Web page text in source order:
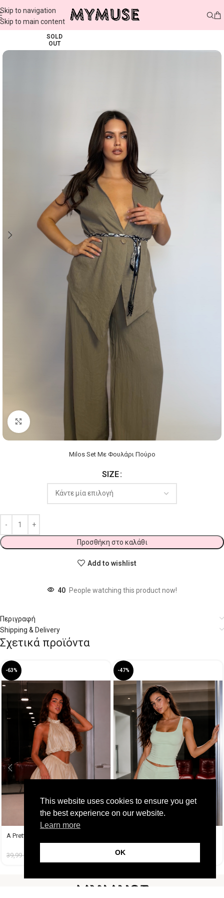
Skip to navigation
Skip to main content
SOLD
OUT
Click to enlarge
Milos Set Με Φουλάρι Πούρο
SIZE
Προσθήκη στο καλάθι
Add to wishlist
40 People watching this product now!
Περιγραφή
Shipping & Delivery
Σχετικά προϊόντα
-63%
A Pretty Trouble Set Μπεζ
39,99€
-47%
37,99
This website uses cookies to ensure you get
the best experience on our website.
Learn more
OK